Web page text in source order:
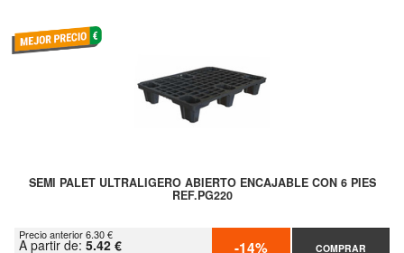
SEMI PALET ULTRALIGERO ABIERTO ENCAJABLE CON 6 PIES
REF.PG220
Precio anterior 6.30 €
A partir de: 5.42 € -14% COMPRAR